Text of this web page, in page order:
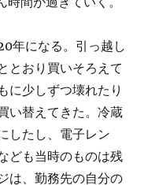
年になる。引っ越し
とおり買いそろえて
に少しずつ壊れたり
い替えてきた。冷蔵
したし、電子レン
ども当時のものは残
は、勤務先の自分の